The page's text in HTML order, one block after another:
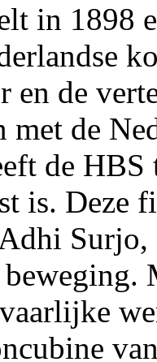
in 1898
en de
met de
de
is. Deze
Surjo,